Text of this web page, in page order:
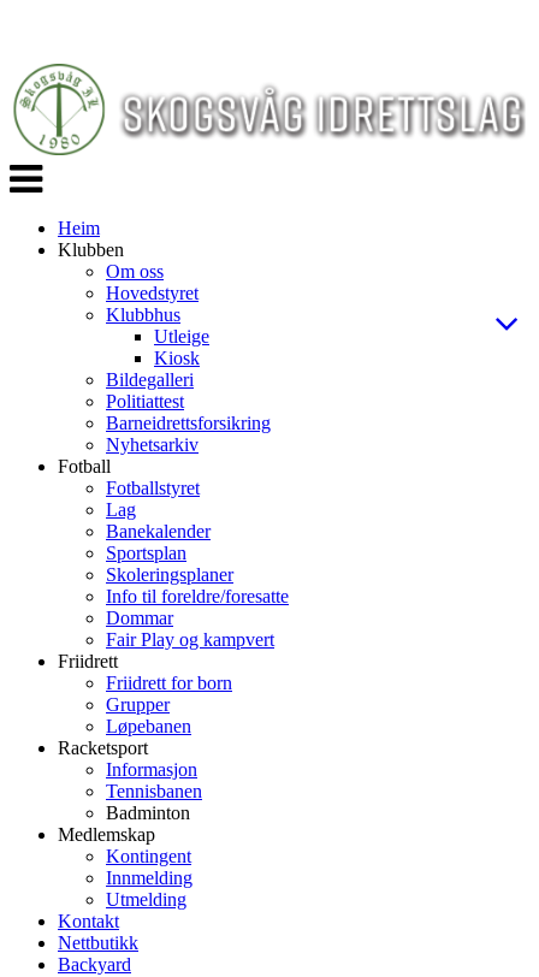
Veksle
navigasjon
Heim
Klubben
Om oss
Hovedstyret
Klubbhus
Utleige
Kiosk
Bildegalleri
Politiattest
Barneidrettsforsikring
Nyhetsarkiv
Fotball
Fotballstyret
Lag
Banekalender
Sportsplan
Skoleringsplaner
Info til foreldre/foresatte
Dommar
Fair Play og kampvert
Friidrett
Friidrett for born
Grupper
Løpebanen
Racketsport
Informasjon
Tennisbanen
Badminton
Medlemskap
Kontingent
Innmelding
Utmelding
Kontakt
Nettbutikk
Backyard